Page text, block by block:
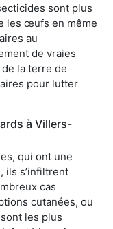
sont plus
les œufs en même
au
de vraies
la terre de
pour lutter
à Villers-
qui ont une
ils s’infiltrent
cas
cutanées, ou
les plus